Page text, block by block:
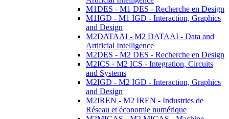
M1DES - M1 DES - Recherche en Design
M1IGD - M1 IGD - Interaction, Graphics
and Design
M2DATAAI - M2 DATAAI - Data and
Artificial Intelligence
M2DES - M2 DES - Recherche en Design
M2ICS - M2 ICS - Integration, Circuits
and Systems
M2IGD - M2 IGD - Interaction, Graphics
and Design
M2IREN - M2 IREN - Industries de
Réseau et économie numérique